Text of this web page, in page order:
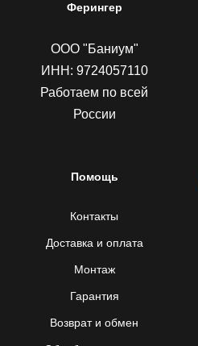
Ферингер
ООО "Баниум"
ИНН: 9724057110
Работаем по всей
России
Помощь
Контакты
Доставка и оплата
Монтаж
Гарантия
Возврат и обмен